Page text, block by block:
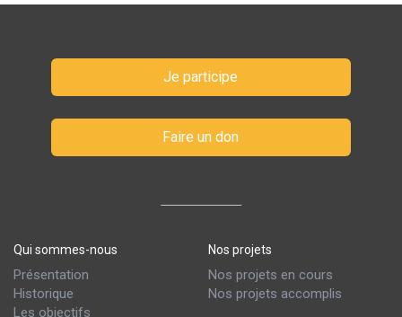
Je participe
Faire un don
Qui sommes-nous
Présentation
Historique
Les objectifs
Nos projets
Nos projets en cours
Nos projets accomplis